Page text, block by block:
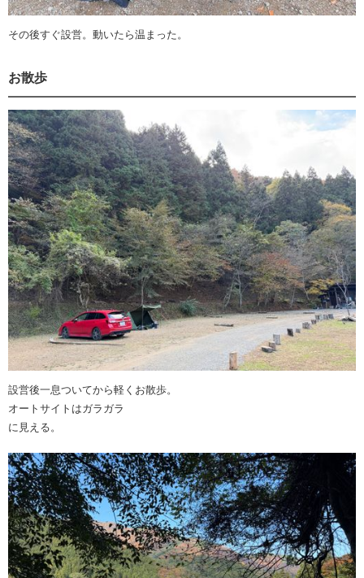
その後すぐ設営。動いたら温まった。
お散歩
設営後一息ついてから軽くお散歩。
オートサイトはガラガラ
に見える。